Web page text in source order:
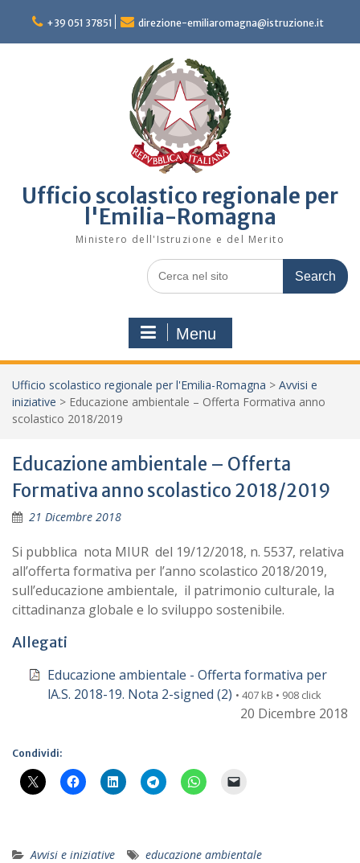
content
+39 051 37851 direzione-emiliaromagna@istruzione.it
Ufficio scolastico regionale per
l'Emilia-Romagna
Ministero dell'Istruzione e del Merito
Search
for:
Menu
Ufficio scolastico regionale per l'Emilia-Romagna > Avvisi e
iniziative > Educazione ambientale – Offerta Formativa anno
scolastico 2018/2019
Educazione ambientale – Offerta
Formativa anno scolastico 2018/2019
21 Dicembre 2018
Si pubblica nota MIUR del 19/12/2018, n. 5537, relativa
all’offerta formativa per l’anno scolastico 2018/2019,
sull’educazione ambientale, il patrimonio culturale, la
cittadinanza globale e lo sviluppo sostenibile.
Allegati
Educazione ambientale - Offerta formativa per
lA.S. 2018-19. Nota 2-signed (2) • 407 kB • 908 click
20 Dicembre 2018
Condividi:
Avvisi e iniziative educazione ambientale